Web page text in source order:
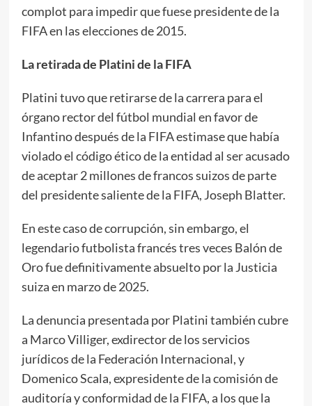
complot para impedir que fuese presidente de la
FIFA en las elecciones de 2015.
La retirada de Platini de la FIFA
Platini tuvo que retirarse de la carrera para el
órgano rector del fútbol mundial en favor de
Infantino después de la FIFA estimase que había
violado el código ético de la entidad al ser acusado
de aceptar 2 millones de francos suizos de parte
del presidente saliente de la FIFA, Joseph Blatter.
En este caso de corrupción, sin embargo, el
legendario futbolista francés tres veces Balón de
Oro fue definitivamente absuelto por la Justicia
suiza en marzo de 2025.
La denuncia presentada por Platini también cubre
a Marco Villiger, exdirector de los servicios
jurídicos de la Federación Internacional, y
Domenico Scala, expresidente de la comisión de
auditoría y conformidad de la FIFA, a los que la